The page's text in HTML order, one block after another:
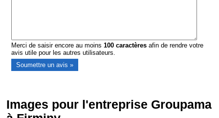
Merci de saisir encore au moins100 caractères afin de rendre votre
avis utile pour les autres utilisateurs.
Images pour l'entreprise Groupama